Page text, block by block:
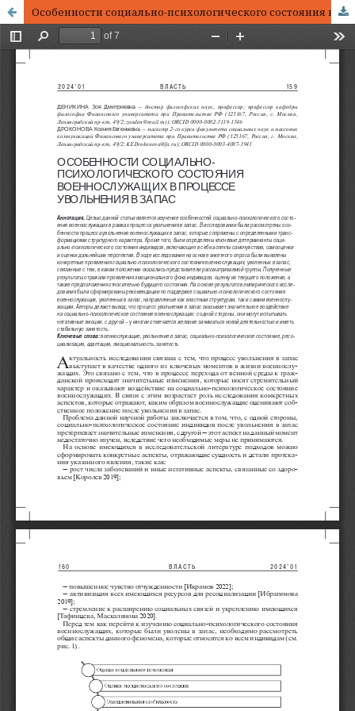
Особенности социально-психологического состояния военнослужащих в процессе увольнения в запас